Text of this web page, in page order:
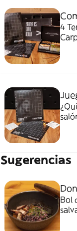
4
Sugerencias
Bol